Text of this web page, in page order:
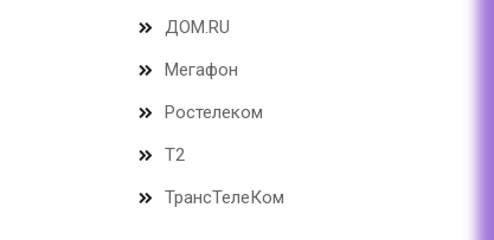
ДОМ.RU
Мегафон
Ростелеком
Т2
ТрансТелеКом